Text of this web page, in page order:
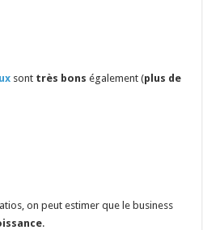
sont très bons également (plus de
on peut estimer que le business
.